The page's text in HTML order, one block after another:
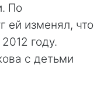
По
ей изменял, что
году.
с детьми